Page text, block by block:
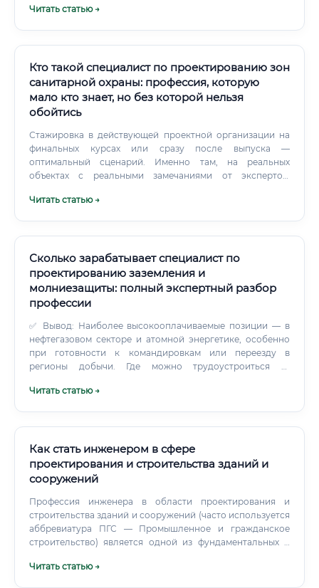
Читать статью →
Кто такой специалист по проектированию зон
санитарной охраны: профессия, которую
мало кто знает, но без которой нельзя
обойтись
Стажировка в действующей проектной организации на
финальных курсах или сразу после выпуска —
оптимальный сценарий. Именно там, на реальных
объектах с реальными замечаниями от экспертов,
учебник.
Читать статью →
Сколько зарабатывает специалист по
проектированию заземления и
молниезащиты: полный экспертный разбор
профессии
✅ Вывод: Наиболее высокооплачиваемые позиции — в
нефтегазовом секторе и атомной энергетике, особенно
при готовности к командировкам или переезду в
регионы добычи. Где можно трудоустроиться 🏢
молниезащиты востребованы в самых разных секторах
электромонтажные организации Нефтегазовые компании
(Газпром, Роснефть, Лукойл и их подрядчики)
Энергетические компании (Россети, ФСК, региональные
МРСК) Промышленные предприятия (металлургия,
химия, машиностроение) Девелоперские компании
(крупные застройщики) Атомная отрасль (Росатом и
организации госкорпорации) Фриланс и собственное
проектное бюро ⚡ Наиболее крупные работодатели в
группа компаний «ПИК», «Эталон», холдинг «СИБУР», а
Читать статью →
Как стать инженером в сфере
проектирования и строительства зданий и
сооружений
Профессия инженера в области проектирования и
строительства зданий и сооружений (часто используется
аббревиатура ПГС — Промышленное и гражданское
строительство) является одной из фундаментальных и
создание безопасной, функциональной и долговечной
Читать статью →